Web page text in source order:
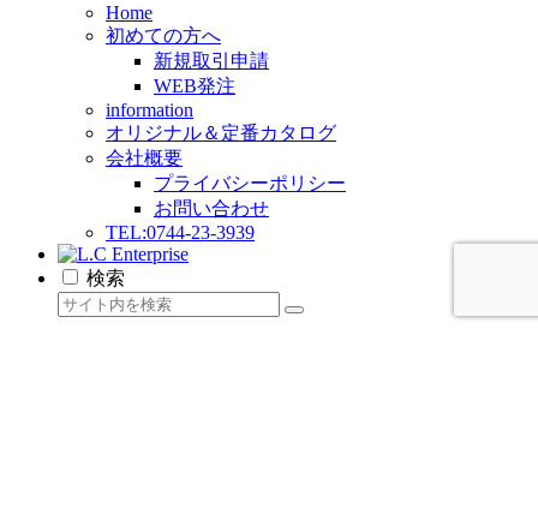
Home
初めての方へ
新規取引申請
WEB発注
information
オリジナル＆定番カタログ
会社概要
プライバシーポリシー
お問い合わせ
TEL:0744-23-3939
検索